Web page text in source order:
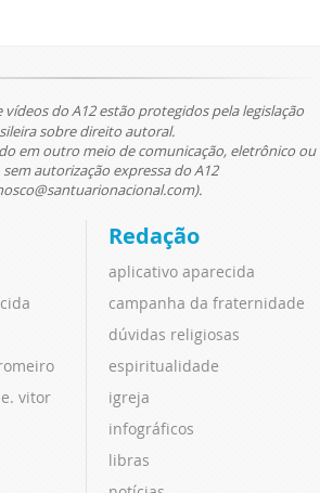
do A12 estão protegidos pela legislação
sobre direito autoral.
em outro meio de comunicação, eletrônico ou
autorização expressa do A12
vitor
Redação
aplicativo aparecida
campanha da fraternidade
dúvidas religiosas
espiritualidade
igreja
infográficos
libras